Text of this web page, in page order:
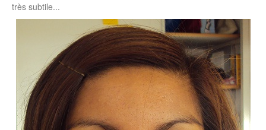
très subtile...